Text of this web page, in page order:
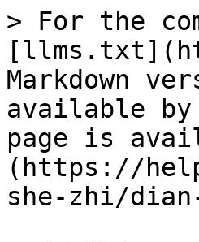
> For the
Markdown
available by
page is
(https://
she-zhi/